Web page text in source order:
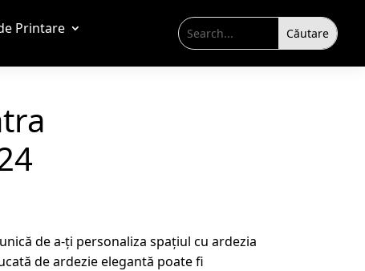
Printare
de a-ți personaliza spațiul cu ardezia
de ardezie elegantă poate fi